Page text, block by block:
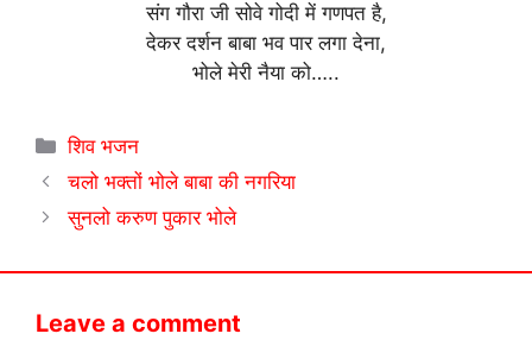
संग गौरा जी सोवे गोदी में गणपत है,
देकर दर्शन बाबा भव पार लगा देना,
भोले मेरी नैया को…..
Categories
शिव भजन
चलो भक्तों भोले बाबा की नगरिया
सुनलो करुण पुकार भोले
Leave a comment